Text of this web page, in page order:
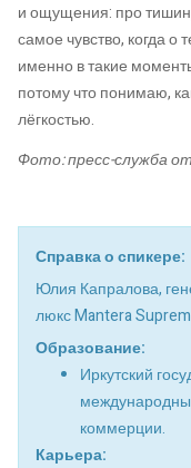
и ощущения: про
самое чувство, когда о
именно в такие
потому что понимаю,
лёгкостью.
Фото:пресс-служба
Справка о спикере:
Юлия Капралова,
люкс Mantera
Образование:
Иркутский
коммерции.
Карьера: